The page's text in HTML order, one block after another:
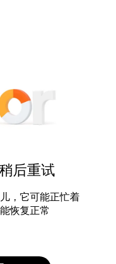
后重试
，它可能正忙着
恢复正常